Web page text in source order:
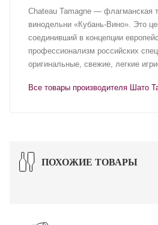
Chateau Tamagne — флагманская
винодельни «Кубань-Вино». Это
соединивший в концепции
профессионализм российских
оригинальные, свежие, легкие
Все товары производителя Шато
ПОХОЖИЕ ТОВАРЫ